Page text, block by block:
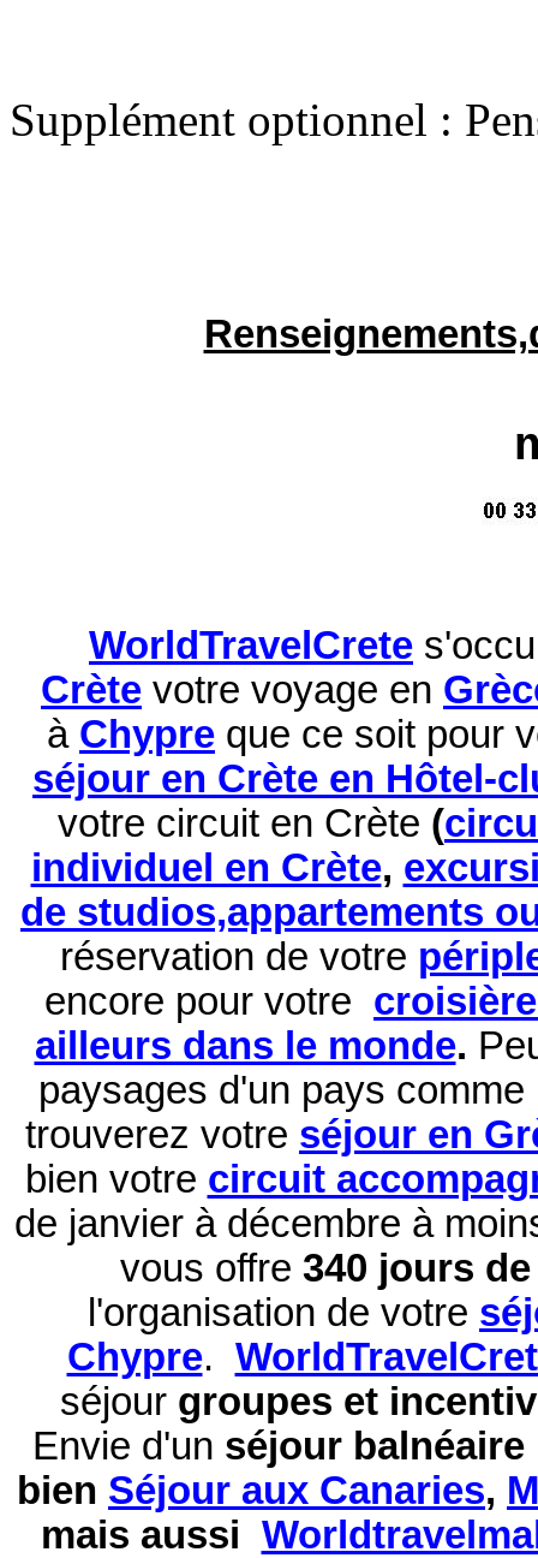
Supplément optionnel :
WorldTravelCrete
Crète votre voyage en
à Chypre que ce soit pour
séjour en Crète en Hôtel-
votre circuit en Crète (
individuel en Crète,
de studios,appartements
réservation de votre
encore pour votre
ailleurs dans le monde.
paysages d'un pays
trouverez votre séjour en
bien votre circuit
de janvier à décembre à
vous offre 340 jours
l'organisation de votre
Chypre.
séjour groupes et
Envie d'un séjour balnéaire
bien Séjour aux Canaries,
mais aussi